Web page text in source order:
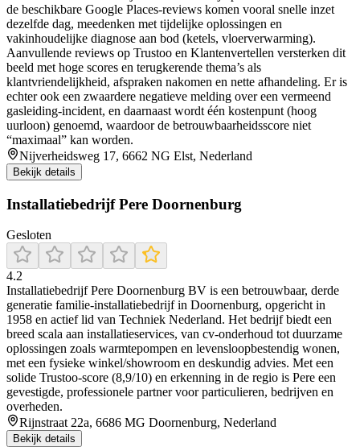
de beschikbare Google Places-reviews komen vooral snelle inzet
dezelfde dag, meedenken met tijdelijke oplossingen en
vakinhoudelijke diagnose aan bod (ketels, vloerverwarming).
Aanvullende reviews op Trustoo en Klantenvertellen versterken dit
beeld met hoge scores en terugkerende thema’s als
klantvriendelijkheid, afspraken nakomen en nette afhandeling. Er is
echter ook een zwaardere negatieve melding over een vermeend
gasleiding-incident, en daarnaast wordt één kostenpunt (hoog
uurloon) genoemd, waardoor de betrouwbaarheidsscore niet
“maximaal” kan worden.
Nijverheidsweg 17, 6662 NG Elst, Nederland
Bekijk details
Installatiebedrijf Pere Doornenburg
Gesloten
4.2
Installatiebedrijf Pere Doornenburg BV is een betrouwbaar, derde
generatie familie-installatiebedrijf in Doornenburg, opgericht in
1958 en actief lid van Techniek Nederland. Het bedrijf biedt een
breed scala aan installatieservices, van cv-onderhoud tot duurzame
oplossingen zoals warmtepompen en levensloopbestendig wonen,
met een fysieke winkel/showroom en deskundig advies. Met een
solide Trustoo-score (8,9/10) en erkenning in de regio is Pere een
gevestigde, professionele partner voor particulieren, bedrijven en
overheden.
Rijnstraat 22a, 6686 MG Doornenburg, Nederland
Bekijk details